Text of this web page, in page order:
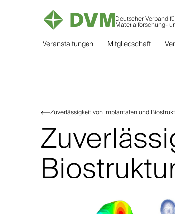
Deutscher Verband
Materialforschung-
Veranstaltungen Mitgliedschaft
Zuverlässigkeit von Implantaten und